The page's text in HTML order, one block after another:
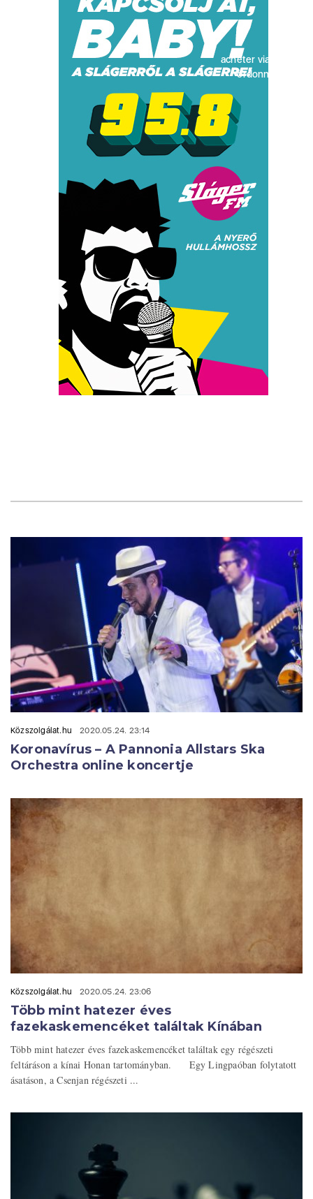
Közszolgálat.hu 2020.05.24. 23:14
Koronavírus – A Pannonia Allstars Ska
Orchestra online koncertje
Közszolgálat.hu 2020.05.24. 23:06
Több mint hatezer éves
fazekaskemencéket találtak Kínában
Több mint hatezer éves fazekaskemencéket találtak egy régészeti
feltáráson a kínai Honan tartományban. Egy Lingpaóban folytatott
ásatáson, a Csenjan régészeti ...
acheter viagra sans
ordonnance